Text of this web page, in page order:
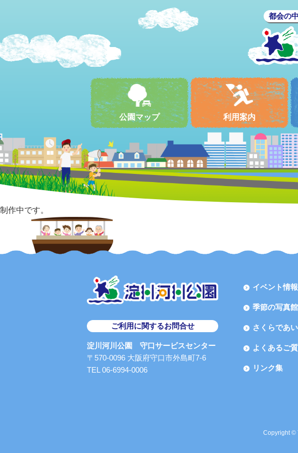
都会の
公園マップ 利用案内
制作中です。
ご利用に関するお問合せ
淀川河川公園 守口サービスセンター
〒570-0096 大阪府守口市外島町7-6
TEL 06-6994-0006
イベント情報
季節の写真館
さくらであ
よくあるご
リンク集
Copyright ©